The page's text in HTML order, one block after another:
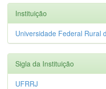
Instituição
Universidade Federal Rural
Sigla da Instituição
UFRRJ